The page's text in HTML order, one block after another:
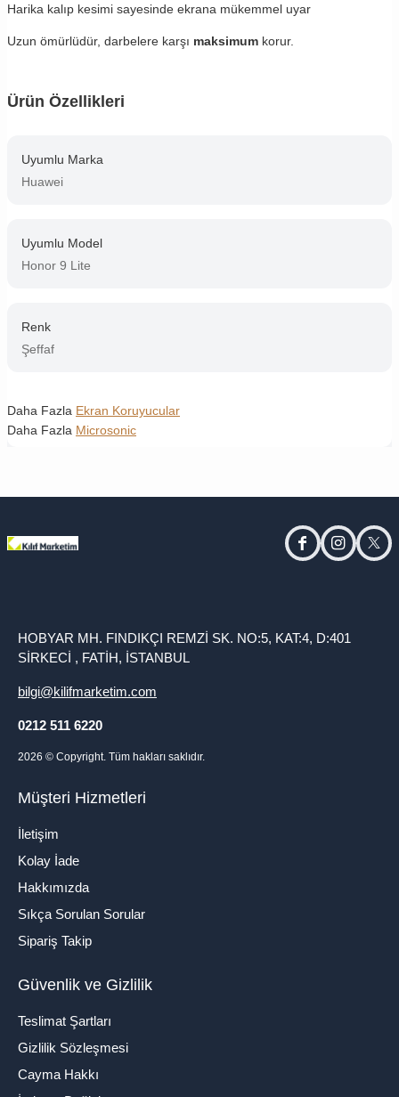
Harika kalıp kesimi sayesinde ekrana mükemmel uyar
Uzun ömürlüdür, darbelere karşı maksimum korur.
Ürün Özellikleri
Uyumlu Marka
Huawei
Uyumlu Model
Honor 9 Lite
Renk
Şeffaf
Daha Fazla Ekran Koruyucular
Daha Fazla Microsonic
facebookinstagram
HOBYAR MH. FINDIKÇI REMZİ SK. NO:5, KAT:4, D:401
SİRKECİ , FATİH, İSTANBUL
bilgi@kilifmarketim.com
0212 511 6220
2026 © Copyright. Tüm hakları saklıdır.
Müşteri Hizmetleri
İletişim
Kolay İade
Hakkımızda
Sıkça Sorulan Sorular
Sipariş Takip
Güvenlik ve Gizlilik
Teslimat Şartları
Gizlilik Sözleşmesi
Cayma Hakkı